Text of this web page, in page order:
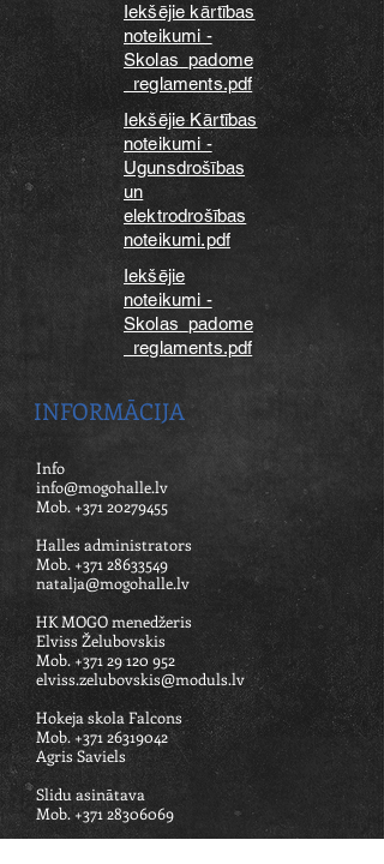
Iekšējie kārtības
noteikumi -
Skolas_padome
_reglaments.pdf
Iekšējie Kārtības
noteikumi -
Ugunsdrošības
un
elektrodrošības
noteikumi.pdf
Iekšējie
noteikumi -
Skolas_padome
_reglaments.pdf
INFORMĀCIJA
Info
info@mogohalle.lv
Mob. +371 20279455
Halles administrators
Mob. +371 28633549
natalja@mogohalle.lv
HK MOGO menedžeris
Elviss Želubovskis
Mob. +371 29 120 952
elviss.zelubovskis@moduls.lv
Hokeja skola Falcons
Mob.+371 26319042
Agris Saviels​​
Slidu asinātava
Mob.+371 28306069